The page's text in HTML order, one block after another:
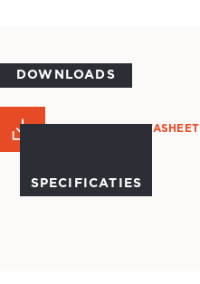
DOWNLOADS
PRODUCT DATASHEET
SPECIFICATIES